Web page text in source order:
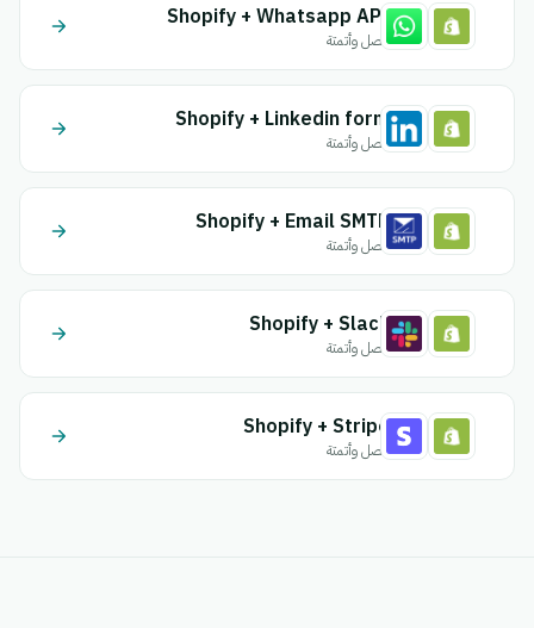
Shopify + Whatsapp API
اتصل وأتمتة
Shopify + Linkedin form
اتصل وأتمتة
Shopify + Email SMTP
اتصل وأتمتة
Shopify + Slack
اتصل وأتمتة
Shopify + Stripe
اتصل وأتمتة